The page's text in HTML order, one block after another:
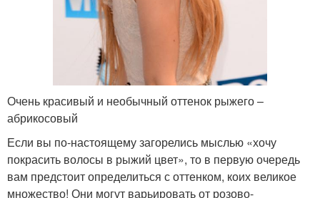
Очень красивый и необычный оттенок рыжего –
абрикосовый
Если вы по-настоящему загорелись мыслью «хочу
покрасить волосы в рыжий цвет», то в первую очередь
вам предстоит определиться с оттенком, коих великое
множество! Они могут варьировать от розово-